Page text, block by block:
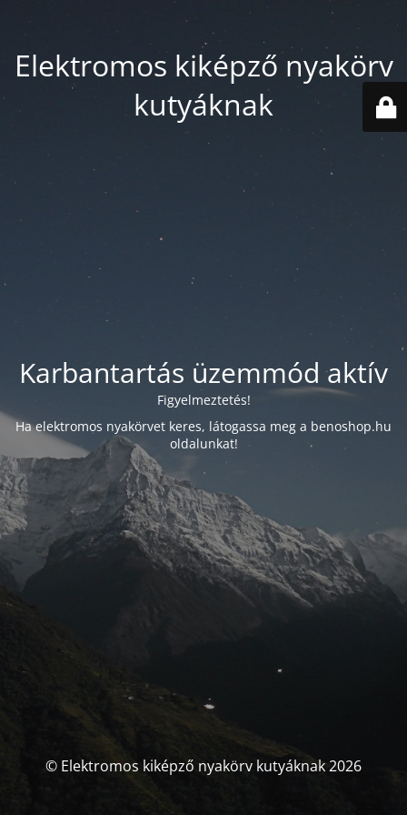
Elektromos kiképző nyakörv
kutyáknak
Karbantartás üzemmód aktív
Figyelmeztetés!
Ha elektromos nyakörvet keres, látogassa meg a benoshop.hu
oldalunkat!
© Elektromos kiképző nyakörv kutyáknak 2026